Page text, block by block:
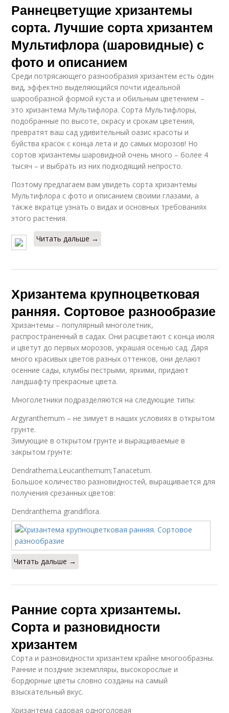
Раннецветущие хризантемы
сорта. Лучшие сорта хризантем
Мультифлора (шаровидные) с
фото и описанием
Среди потрясающего разнообразия хризантем есть один
вид, эффектно выделяющийся почти идеальной
шарообразной формой куста и обильным цветением –
это хризантема Мультифлора. Сорта Мультифлоры,
подобранные по высоте, окрасу и срокам цветения,
превратят ваш сад удивительный оазис красоты и
буйства красок с конца лета и до самых морозов! Но
сортов хризантемы шаровидной очень много – более 4
тысяч – и выбрать из них подходящий непросто.
Поэтому предлагаем вам увидеть сорта хризантемы
Мультифлора с фото и описанием своими глазами, а
также вкратце узнать о видах и основных требованиях
этого растения.
Читать дальше →
Хризантема крупноцветковая
ранняя. Сортовое разнообразие
Хризантемы – популярный многолетник,
распространенный в садах. Они расцветают с конца июля
и цветут до первых морозов, украшая осенью сад. Даря
много красивых цветов разных оттенков, они делают
осенние сады, клумбы пестрыми, яркими, придают
ландшафту прекрасные цвета.
Многолетники подразделяются на следующие типы:
Argyranthemum – не зимует в наших условиях в открытом
грунте.
Зимующие в открытом грунте и выращиваемые в
закрытом грунте:
Dendrathema;Leucanthemum;Tanacetum.
Большое количество разновидностей, выращивается для
получения срезанных цветов:
Dendranthema grandiflora.
Читать дальше →
Ранние сорта хризантемы.
Сорта и разновидности
хризантем
Сорта и разновидности хризантем крайне многообразны.
Ранние и поздние экземпляры, высокорослые и
бордюрные цветы словно созданы на самый
взыскательный вкус.
Хризантема садовая одноголовая